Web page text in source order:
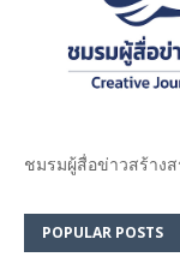
ชมรม​ผู้สื่อข่าวสร้าง
POPULAR POSTS